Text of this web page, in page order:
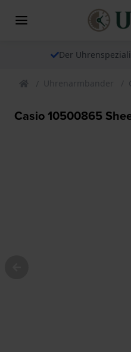
Der
Uhrenarmbander
Casio 10500865